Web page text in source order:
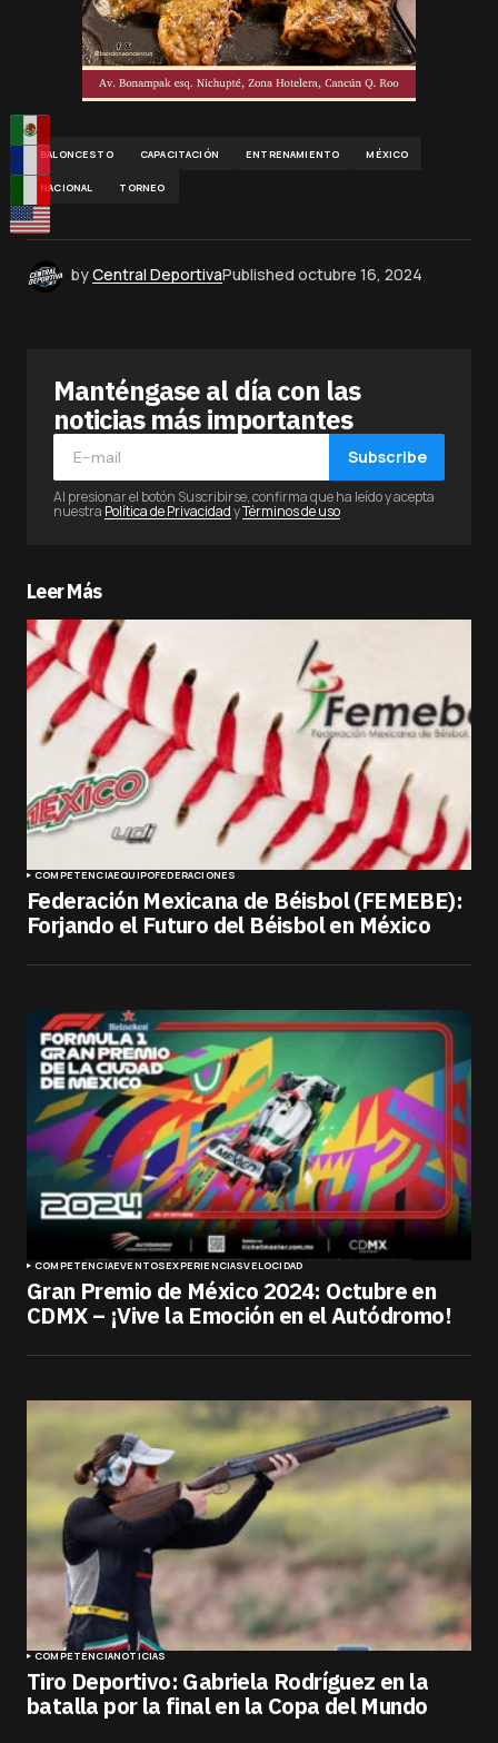
BALONCESTO CAPACITACIÓN ENTRENAMIENTO MÉXICO
NACIONAL TORNEO
byCentral DeportivaPublished octubre 16, 2024
Manténgase al día con las
noticias más importantes
Subscribe
Al presionar el botón Suscribirse, confirma que ha leído y acepta
nuestra Política de PrivacidadyTérminos de uso
Leer Más
COMPETENCIAEQUIPOFEDERACIONES
Federación Mexicana de Béisbol (FEMEBE):
Forjando el Futuro del Béisbol en México
COMPETENCIAEVENTOSEXPERIENCIASVELOCIDAD
Gran Premio de México 2024: Octubre en
CDMX – ¡Vive la Emoción en el Autódromo!
COMPETENCIANOTICIAS
Tiro Deportivo: Gabriela Rodríguez en la
batalla por la final en la Copa del Mundo